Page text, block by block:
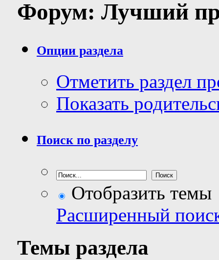
Форум: Лучший
Опции раздела
Отметить раздел
Показать
Поиск по разделу
Отобразить темы
Расширенный
Темы раздела